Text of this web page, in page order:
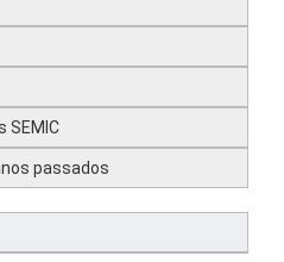
SEMIC
passados